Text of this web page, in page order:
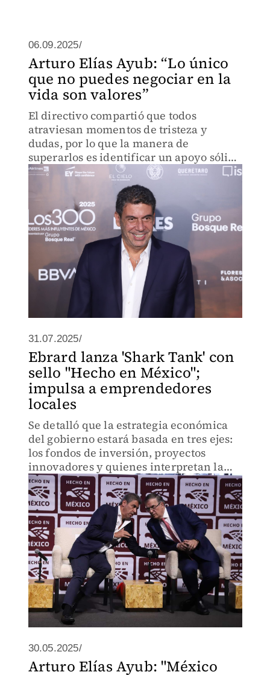
06.09.2025/
Arturo Elías Ayub: “Lo único
que no puedes negociar en la
vida son valores”
El directivo compartió que todos
atraviesan momentos de tristeza y
dudas, por lo que la manera de
superarlos es identificar un apoyo sólido
en el entorno cercano
31.07.2025/
Ebrard lanza 'Shark Tank' con
sello "Hecho en México";
impulsa a emprendedores
locales
Se detalló que la estrategia económica
del gobierno estará basada en tres ejes:
los fondos de inversión, proyectos
innovadores y quienes interpretan la
realidad desde nuevas perspectivas.
30.05.2025/
Arturo Elías Ayub: "México